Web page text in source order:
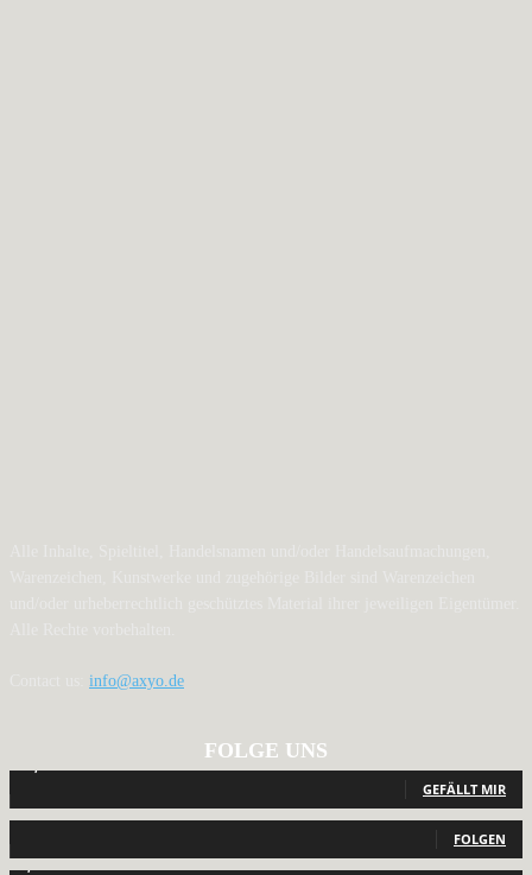
info@axyo.de
FOLGE UNS
GEFÄLLT MIR
440 Follower
FOLGEN
2,040 Follower